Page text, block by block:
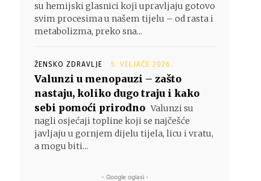
su hemijski glasnici koji upravljaju gotovo
svim procesima u našem tijelu – od rasta i
metabolizma, preko sna...
ŽENSKO ZDRAVLJE 5. VELJAČE 2026.
Valunzi u menopauzi – zašto
nastaju, koliko dugo traju i kako
sebi pomoći prirodno Valunzi su
nagli osjećaji topline koji se najčešće
javljaju u gornjem dijelu tijela, licu i vratu,
a mogu biti...
- Google oglasi -